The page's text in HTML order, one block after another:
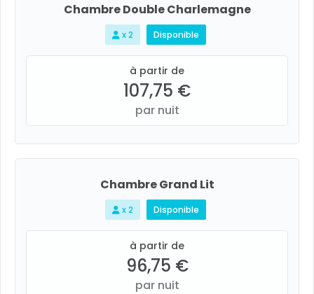
Chambre Double Charlemagne
x 2 Disponible
à partir de
107,75 €
par nuit
Chambre Grand Lit
x 2 Disponible
à partir de
96,75 €
par nuit